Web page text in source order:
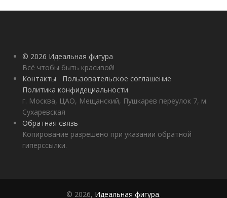
косметологические
© 2026 Идеальная фигура
Всё чтобы быть красивой!
Контакты
Пользовательское соглашение
Политика конфидециальности
г. Москва, ЦАО, Мещанский, Пушкарев переулок 7, м.
Сухаревская
Обратная связь
Копирование разрешено при указании обратной
гиперссылки.
© 2026, Идеальная фигура.